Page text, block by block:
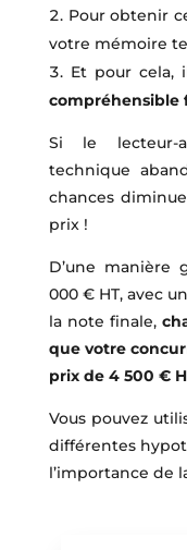
Pour obtenir
votre mémoire
Et pour cela,
compréhensible
Si le lecteur-
technique
chances
prix !
D’une manière
000 € HT, avec
la note finale,
que votre
prix de 4 500 €
Vous pouvez
différentes
l’importance de